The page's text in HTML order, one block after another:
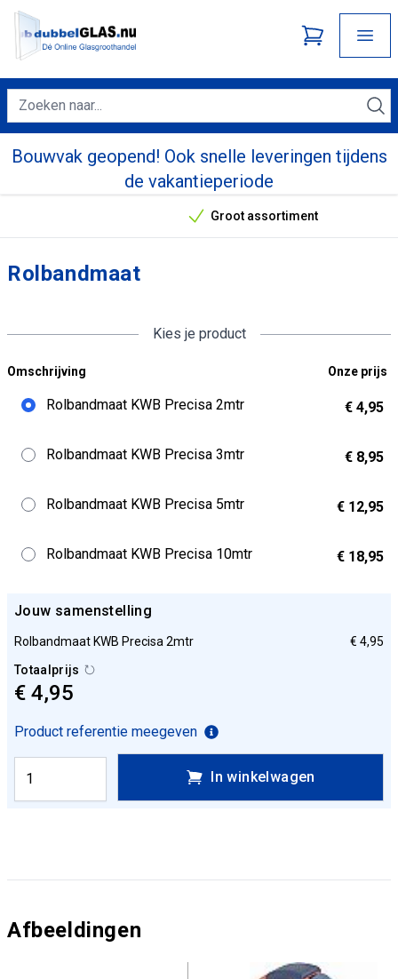
Bouwvak geopend! Ook snelle leveringen tijdens
de vakantieperiode
Onze unieke verkoopargumenten
Groot assortiment
Rolbandmaat
Kies je product
Omschrijving Onze prijs
Rolbandmaat KWB Precisa 2mtr € 4,95
Rolbandmaat KWB Precisa 3mtr € 8,95
Rolbandmaat KWB Precisa 5mtr € 12,95
Rolbandmaat KWB Precisa 10mtr € 18,95
Jouw samenstelling
Rolbandmaat KWB Precisa 2mtr
€ 4,95
Totaalprijs
€ 4,95
Product referentie meegeven
In winkelwagen
Afbeeldingen